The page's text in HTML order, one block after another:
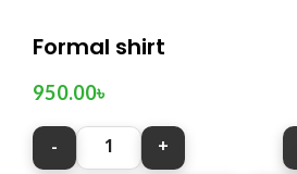
Formal shirt
950.00৳